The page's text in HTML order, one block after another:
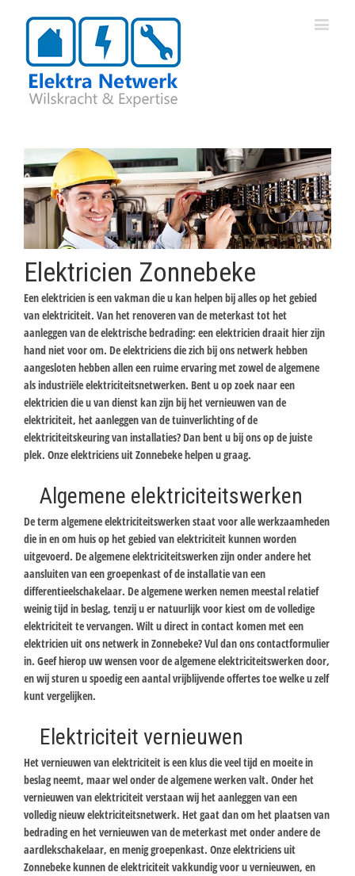
Elektricien Zonnebeke
Een elektricien is een vakman die u kan helpen bij alles op het gebied
van elektriciteit. Van het renoveren van de meterkast tot het
aanleggen van de elektrische bedrading: een elektricien draait hier zijn
hand niet voor om. De elektriciens die zich bij ons netwerk hebben
aangesloten hebben allen een ruime ervaring met zowel de algemene
als industriële elektriciteitsnetwerken. Bent u op zoek naar een
elektricien die u van dienst kan zijn bij het vernieuwen van de
elektriciteit, het aanleggen van de tuinverlichting of de
elektriciteitskeuring van installaties? Dan bent u bij ons op de juiste
plek. Onze elektriciens uit Zonnebeke helpen u graag.
Algemene elektriciteitswerken
De term algemene elektriciteitswerken staat voor alle werkzaamheden
die in en om huis op het gebied van elektriciteit kunnen worden
uitgevoerd. De algemene elektriciteitswerken zijn onder andere het
aansluiten van een groepenkast of de installatie van een
differentieelschakelaar. De algemene werken nemen meestal relatief
weinig tijd in beslag, tenzij u er natuurlijk voor kiest om de volledige
elektriciteit te vervangen. Wilt u direct in contact komen met een
elektricien uit ons netwerk in Zonnebeke? Vul dan ons contactformulier
in. Geef hierop uw wensen voor de algemene elektriciteitswerken door,
en wij sturen u spoedig een aantal vrijblijvende offertes toe welke u zelf
kunt vergelijken.
Elektriciteit vernieuwen
Het vernieuwen van elektriciteit is een klus die veel tijd en moeite in
beslag neemt, maar wel onder de algemene werken valt. Onder het
vernieuwen van elektriciteit verstaan wij het aanleggen van een
volledig nieuw elektriciteitsnetwerk. Het gaat dan om het plaatsen van
bedrading en het vernieuwen van de meterkast met onder andere de
aardlekschakelaar, en menig groepenkast. Onze elektriciens uit
Zonnebeke kunnen de elektriciteit vakkundig voor u vernieuwen, en